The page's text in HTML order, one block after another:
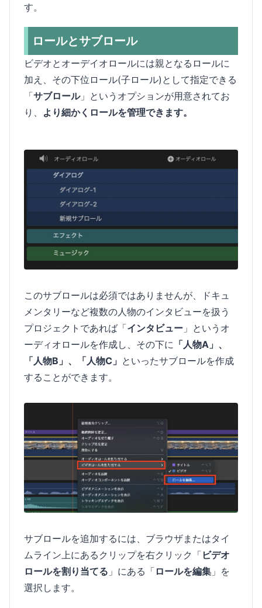
す。
ロールとサブロール
ビデオとオーデイオロールには親となるロールに
加え、その下位ロール(子ロール)として指定できる
「サブロール」というオプションが用意されてお
り、 より細かくロールを管理できます。
このサブロールは必須ではありませんが、ドキュ
メンタリーなど複数の人物のインタビューを扱う
プロジェクトであれば「インタビュー 」というオ
ーディオロールを作成し、その下に 「人物A」、
「人物B」、「人物C」 といったサブロールを作成
することができます。
サブロールを追加するには、ブラウザまたはタイ
ムライン上にあるクリップを右クリック「 ビデオ
ロールを割り当てる 」にある「 ロールを編集 」を
選択します。